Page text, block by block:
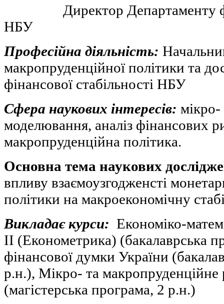
Директор Департаменту
НБУ
Професійна діяльність:
макропруденційної політики та
фінансової стабільності НБУ
Сфера наукових інтересів:
моделювання, аналіз фінансових
макропруденційна політика.
Основна тема наукових
впливу взаємоузгодженсті
політики на макроекономічну
Викладає курси: Економіко-
ІІ (Економетрика) (бакалаврська
фінансової думки України
р.н.), Мікро- та макропруденційне
(магістерська програма, 2 р.н.)